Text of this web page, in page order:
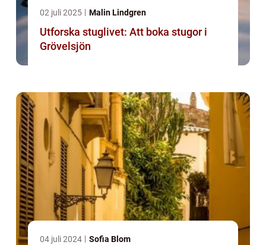
02 juli 2025 Malin Lindgren
Utforska stuglivet: Att boka stugor i
Grövelsjön
04 juli 2024 Sofia Blom